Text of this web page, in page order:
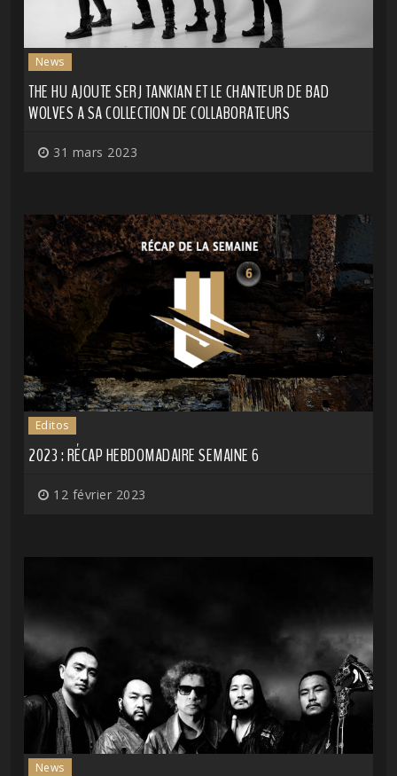
News
THE HU AJOUTE SERJ TANKIAN ET LE CHANTEUR DE BAD
WOLVES A SA COLLECTION DE COLLABORATEURS
31 mars 2023
Editos
2023 : RÉCAP HEBDOMADAIRE SEMAINE 6
12 février 2023
News